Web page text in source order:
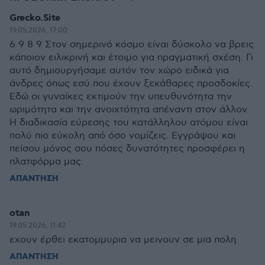
Grecko.Site
19.05.2026, 17:00
6 9 8 9 Στον σημερινό κόσμο είναι δύσκολο να βρεις
κάποιον ειλικρινή και έτοιμο για πραγματική σχέση. Γι
αυτό δημιουργήσαμε αυτόν τον χώρο ειδικά για
άνδρες όπως εσύ που έχουν ξεκάθαρες προσδοκίες.
Εδώ οι γυναίκες εκτιμούν την υπευθυνότητα την
ωριμότητα και την ανοιχτότητα απέναντι στον άλλον.
Η διαδικασία εύρεσης του κατάλληλου ατόμου είναι
πολύ πιο εύκολη από όσο νομίζεις. Εγγράψου και
πείσου μόνος σου πόσες δυνατότητες προσφέρει η
πλατφόρμα μας.
ΑΠΑΝΤΗΣΗ
otan
19.05.2026, 11:42
εχουν έρθει εκατομμυρια να μεινουν σε μια πολη
ΑΠΑΝΤΗΣΗ